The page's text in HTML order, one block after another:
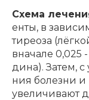
Схе­ма
ен­ты, в
ти­рео­за
вна­ча­ле 0,025
ди­на). За­тем,
ния бо­лез­ни и
уве­ли­чи­ва­ют